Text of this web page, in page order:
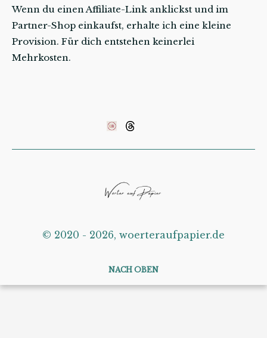
Wenn du einen Affiliate-Link anklickst und im
Partner-Shop einkaufst, erhalte ich eine kleine
Provision. Für dich entstehen keinerlei
Mehrkosten.
©️ 2020 - 2026, woerteraufpapier.de
NACH OBEN